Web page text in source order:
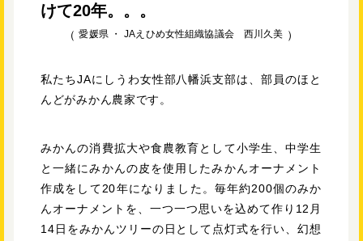
けて20年。。。
愛媛県 ・ JAえひめ女性組織協議会 西川久美
私たちJAにしうわ女性部八幡浜支部は、部員のほと
んどがみかん農家です。
みかんの消費拡大や食農教育として小学生、中学生
と一緒にみかんの皮を使用したみかんオーナメント
作成をして20年になりました。毎年約200個のみか
んオーナメントを、一つ一つ思いを込めて作り12月
14日をみかんツリーの日として点灯式を行い、幻想